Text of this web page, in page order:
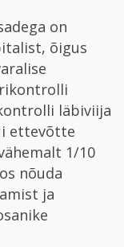
on
õigus
läbiviija
ettevõtte
1/10
nõuda
ja